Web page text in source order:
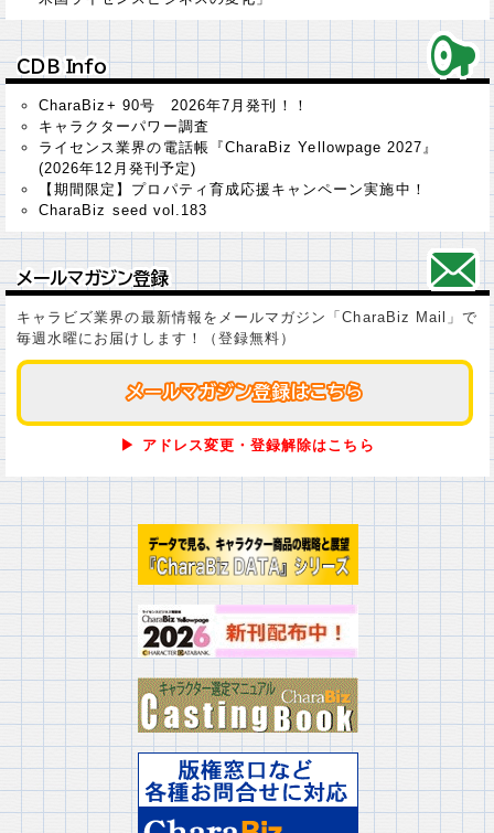
ＣＤＢ Ｉｎｆｏ
ＣＤＢ Ｉｎｆｏ
CharaBiz+ 90号 2026年7月発刊！！
キャラクターパワー調査
ライセンス業界の電話帳『CharaBiz Yellowpage 2027』
(2026年12月発刊予定)
【期間限定】プロパティ育成応援キャンペーン実施中！
CharaBiz seed vol.183
メールマガジン登録
メールマガジン登録
キャラビズ業界の最新情報をメールマガジン「CharaBiz Mail」で
毎週水曜にお届けします！（登録無料）
メールマガジン登録はこちら
メールマガジン登録はこちら
▶ アドレス変更・登録解除はこちら